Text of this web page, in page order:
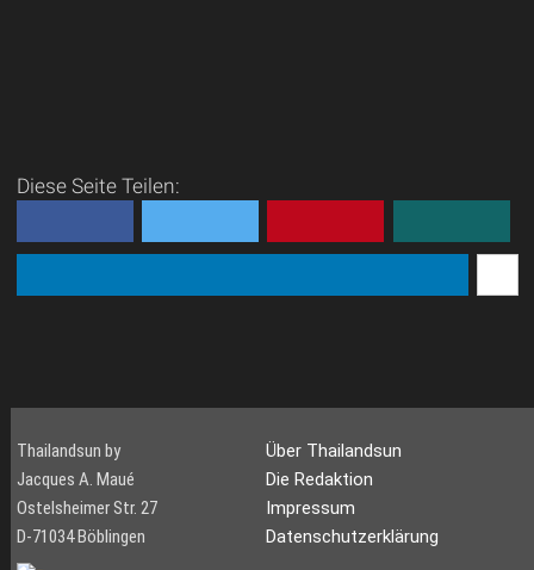
Diese Seite Teilen:
Thailandsun by
Jacques A. Maué
Ostelsheimer Str. 27
D-71034 Böblingen
Über Thailandsun
Die Redaktion
Impressum
Datenschutzerklärung